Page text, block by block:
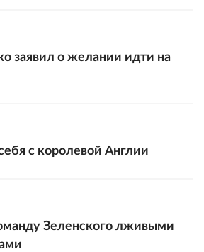
заявил о желании идти на
с королевой Англии
Зеленского лживыми